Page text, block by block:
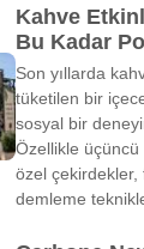
Kahve
Bu Kadar
Son yıllarda
tüketilen bir
sosyal bir
Özellikle üçüncü
özel çekirdekler,
demleme